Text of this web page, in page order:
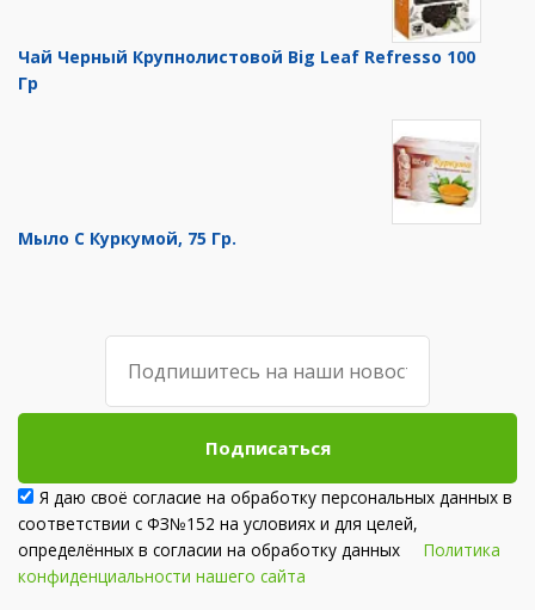
Чай Черный Крупнолистовой Big Leaf Refresso 100
Гр
Мыло С Куркумой, 75 Гр.
Подписаться
Я даю своё согласие на обработку персональных данных в
соответствии с ФЗ№152 на условиях и для целей,
определённых в согласии на обработку данных Политика
конфиденциальности нашего сайта